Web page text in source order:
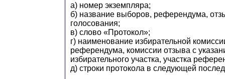
а) номер экземпляра;
б) название выборов, референдума,
голосования;
в) слово «Протокол»;
г) наименование избирательной
референдума, комиссии отзыва с
избирательного участка, участка
д) строки протокола в следующей